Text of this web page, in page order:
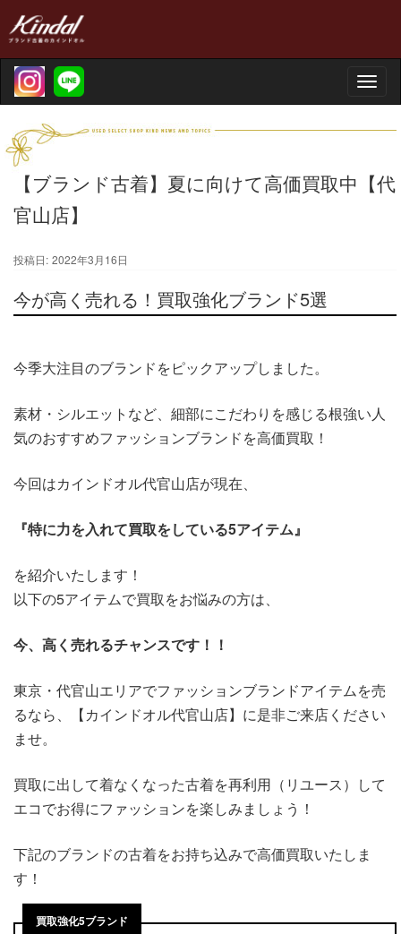
Toggle
【ブランド古着】夏に向けて高価買取中【代
官山店】
投稿日: 2022年3月16日
今が高く売れる！買取強化ブランド5選
今季大注目のブランドをピックアップしました。
素材・シルエットなど、細部にこだわりを感じる根強い人
気のおすすめファッションブランドを高価買取！
今回はカインドオル代官山店が現在、
『特に力を入れて買取をしている5アイテム』
を紹介いたします！
以下の5アイテムで買取をお悩みの方は、
今、高く売れるチャンスです！！
東京・代官山エリアでファッションブランドアイテムを売
るなら、【カインドオル代官山店】に是非ご来店ください
ませ。
買取に出して着なくなった古着を再利用（リユース）して
エコでお得にファッションを楽しみましょう！
下記のブランドの古着をお持ち込みで高価買取いたしま
す！
買取強化5ブランド